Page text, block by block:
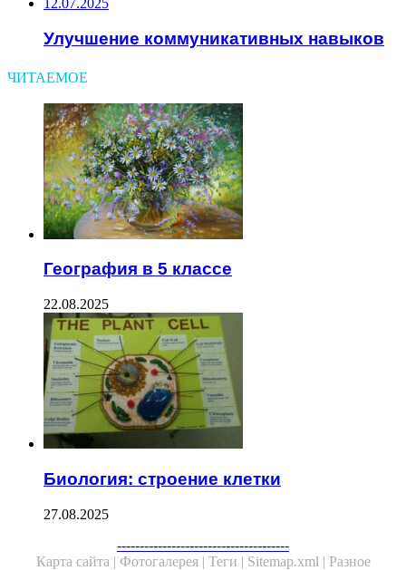
12.07.2025
Улучшение коммуникативных навыков
ЧИТАЕМОЕ
География в 5 классе
22.08.2025
Биология: строение клетки
27.08.2025
--------------------------------------
Карта сайта | Фотогалерея | Теги | Sitemap.xml | Разное